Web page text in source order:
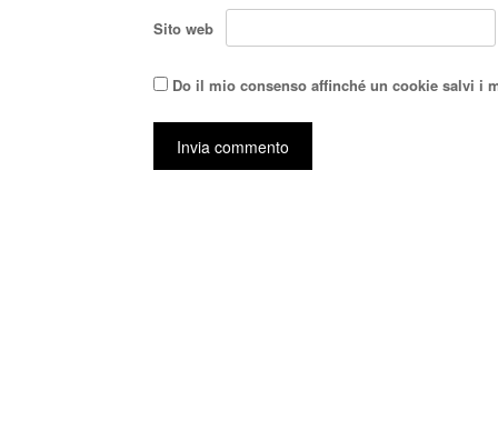
Sito web
Do il mio consenso affinché un cookie salvi i